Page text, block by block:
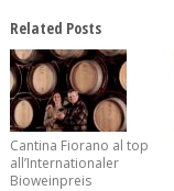
Related Posts
Cantina Fiorano al top
all’Internationaler
Bioweinpreis